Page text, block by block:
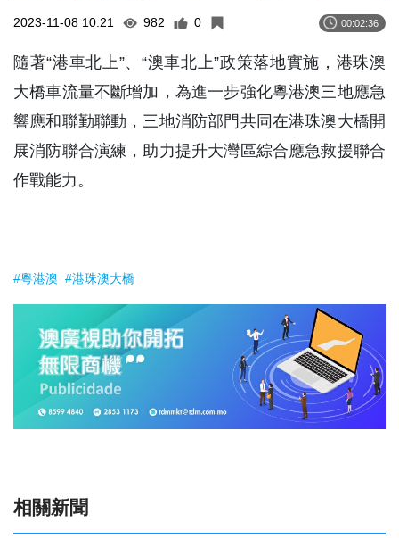
2023-11-08 10:21 982 0 00:02:36
隨著“港車北上”、“澳車北上”政策落地實施，港珠澳
大橋車流量不斷增加，為進一步強化粵港澳三地應急
響應和聯勤聯動，三地消防部門共同在港珠澳大橋開
展消防聯合演練，助力提升大灣區綜合應急救援聯合
作戰能力。
#粵港澳 #港珠澳大橋
相關新聞